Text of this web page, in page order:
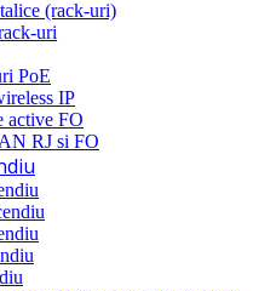
(rack-uri)
uri
PoE
IP
active FO
RJ si FO